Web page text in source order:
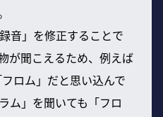
音」を修正することで
が聞こえるため、例えば
ロム」だと思い込んで
ム」を聞いても「フロ